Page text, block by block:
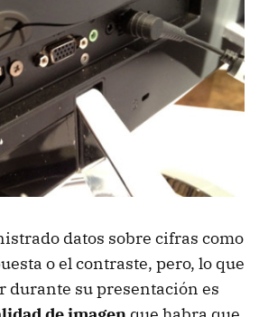
datos sobre cifras como
o el contraste, pero, lo que
durante su presentación es